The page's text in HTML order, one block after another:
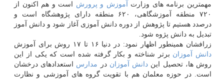
مهمترین برنامه های وزارت
آموزش و پرورش است و هم اكنون از
۷۲۰ منطقه آموزشگاهی، ۶۲۰ منطقه دارای پژوهشگاه است و
درصدد هستیم تا پژوهش از دوره دانش آموزی آغاز شود و دانش آموز
تبدیل به دانش پژوه شود.
زرافشان همینطور اظهار نمود: در دنیا ۱۶ تا ۱۷ روش برای آموزش
دانش آموزان برتر شناخته و بكار گرفته شده است كه یكی از این
روش ها، تحصیل این دانش آموزان در مدارس استعدادهای درخشان
است. در حوزه معلمان هم با تقویت گروه های آموزشی و نظارت